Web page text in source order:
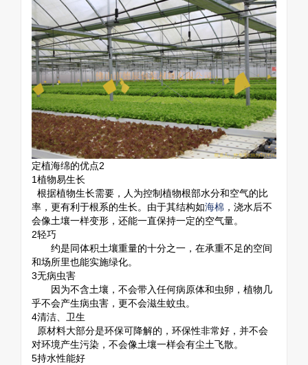
定植海绵的优点2
1植物易生长
根据植物生长需要，人为控制植物根部水分和空气的比
率，更有利于根系的生长。由于其结构如海棉 ，浇水后不
会像土壤一样变形，还能一直保持一定的空气量。
2轻巧
约是同体积土壤重量的十分之一，在承重不足的空间
和场所里也能实施绿化。
3无病虫害
因为不含土壤，不会带入任何病原体和虫卵，植物几
乎不会产生病虫害，更不会滋生蚊虫。
4清洁、卫生
原材料大部分是环保可降解的，环保性非常好，并不会
对环境产生污染，不会像土壤一样会有尘土飞散。
5持水性能好